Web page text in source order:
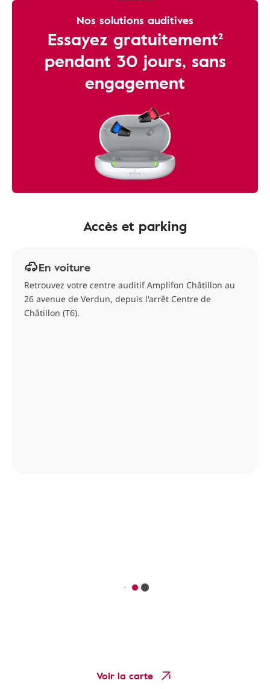
Nos solutions auditives
Essayez gratuitement²
pendant 30 jours, sans
engagement
Accès et parking
En voiture
Retrouvez votre centre auditif Amplifon Châtillon au
26 avenue de Verdun, depuis l'arrêt Centre de
Châtillon (T6).
Voir la carte